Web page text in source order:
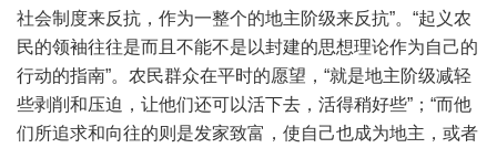
社会制度来反抗，作为一整个的地主阶级来反抗”。“起义农
民的领袖往往是而且不能不是以封建的思想理论作为自己的
行动的指南”。农民群众在平时的愿望，“就是地主阶级减轻
些剥削和压迫，让他们还可以活下去，活得稍好些”；“而他
们所追求和向往的则是发家致富，使自己也成为地主，或者